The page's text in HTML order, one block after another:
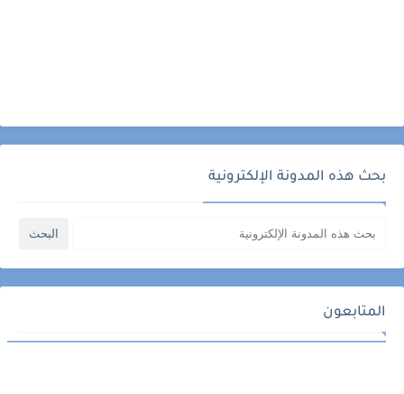
بحث هذه المدونة الإلكترونية
المتابعون